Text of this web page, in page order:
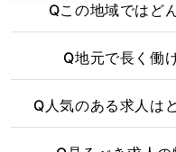
Qこの地域ではど
Q地元で長く働
Q人気のある求人は